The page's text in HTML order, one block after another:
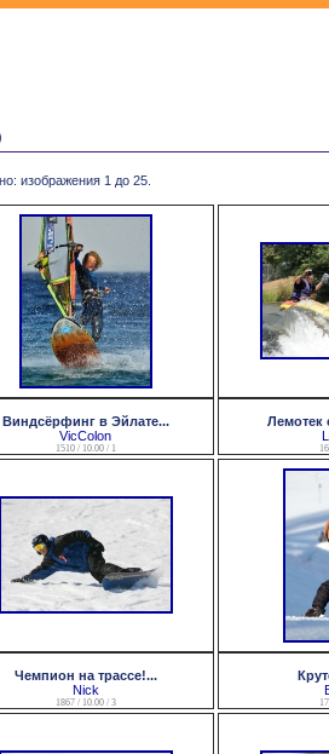
изображения 1 до 25.
Виндсёрфинг в Эйлате...
VicColon
1510 / 10.00 / 1
Лемотек
Чемпион на трассе!...
Nick
1867 / 10.00 / 3